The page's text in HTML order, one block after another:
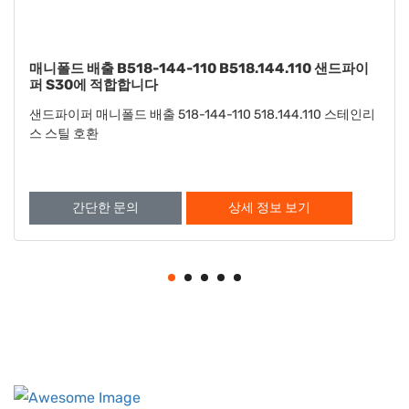
와셔 B901-022-115 B901.022.115 샌드파이퍼 S15
S20에 맞습니다
샌드파이퍼 S15 S20 와셔와 호환 901-022-115 901.022.115
간단한 문의 상세 정보 보기